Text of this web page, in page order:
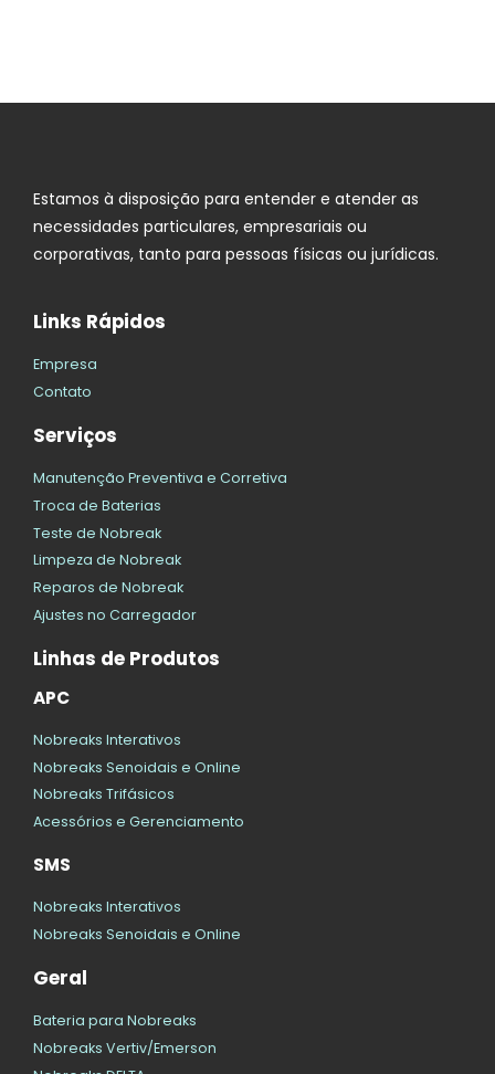
Estamos à disposição para entender e atender as
necessidades particulares, empresariais ou
corporativas, tanto para pessoas físicas ou jurídicas.
Links Rápidos
Empresa
Contato
Serviços
Manutenção Preventiva e Corretiva
Troca de Baterias
Teste de Nobreak
Limpeza de Nobreak
Reparos de Nobreak
Ajustes no Carregador
Linhas de Produtos
APC
Nobreaks Interativos
Nobreaks Senoidais e Online
Nobreaks Trifásicos
Acessórios e Gerenciamento
SMS
Nobreaks Interativos
Nobreaks Senoidais e Online
Geral
Bateria para Nobreaks
Nobreaks Vertiv/Emerson